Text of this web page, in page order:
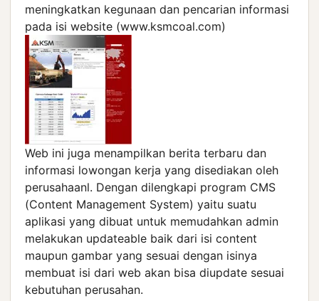
meningkatkan kegunaan dan pencarian informasi
pada isi website (www.ksmcoal.com)
Web ini juga menampilkan berita terbaru dan
informasi lowongan kerja yang disediakan oleh
perusahaanl. Dengan dilengkapi program CMS
(Content Management System) yaitu suatu
aplikasi yang dibuat untuk memudahkan admin
melakukan updateable baik dari isi content
maupun gambar yang sesuai dengan isinya
membuat isi dari web akan bisa diupdate sesuai
kebutuhan perusahan.